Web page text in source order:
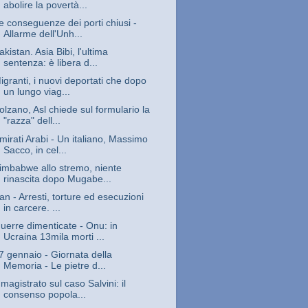
abolire la povertà...
conseguenze dei porti chiusi -
Allarme dell'Unh...
Asia Bibi, l'ultima
sentenza: è libera d...
i nuovi deportati che dopo
un lungo viag...
Asl chiede sul formulario la
"razza" dell...
Arabi - Un italiano, Massimo
Sacco, in cel...
allo stremo, niente
rinascita dopo Mugabe...
- Arresti, torture ed esecuzioni
in carcere. ...
dimenticate - Onu: in
Ucraina 13mila morti ...
gennaio - Giornata della
Memoria - Le pietre d...
magistrato sul caso Salvini: il
consenso popola...